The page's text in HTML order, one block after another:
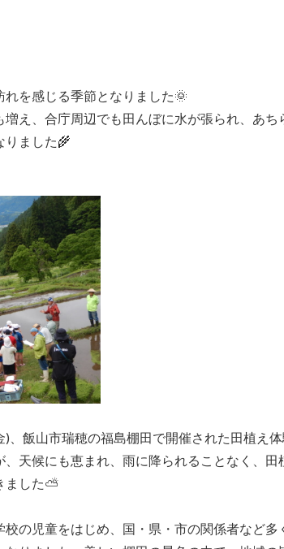
を感じる季節となりました🌞
増え、合庁周辺でも田んぼに水が張られ、あ
りました🌾
、飯山市瑞穂の福島棚田で開催された田植え体
天候にも恵まれ、雨に降られることなく、田
ました⛅
の児童をはじめ、国・県・市の関係者など多